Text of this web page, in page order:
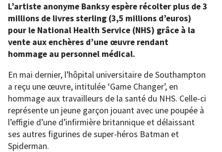
L’artiste anonyme Banksy espère récolter plus de 3
millions de livres sterling (3,5 millions d’euros)
pour le National Health Service (NHS) grâce à la
vente aux enchères d’une œuvre rendant
hommage au personnel médical.
En mai dernier, l’hôpital universitaire de Southampton
a reçu une œuvre, intitulée ‘Game Changer’, en
hommage aux travailleurs de la santé du NHS. Celle-ci
représente un jeune garçon jouant avec une poupée à
l’effigie d’une d’infirmière britannique et délaissant
ses autres figurines de super-héros Batman et
Spiderman.